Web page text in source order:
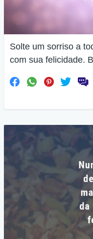
Solte um sorriso a
com sua felicidade.